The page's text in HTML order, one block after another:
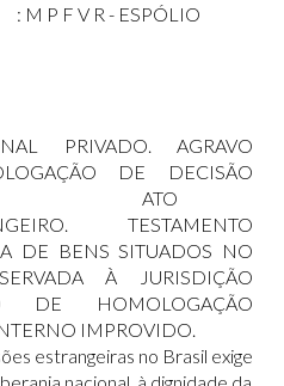
P F V R - ESPÓLIO
PRIVADO. AGRAVO
DE DECISÃO
ATO
TESTAMENTO
DE BENS SITUADOS NO
À JURISDIÇÃO
DE HOMOLOGAÇÃO
IMPROVIDO.
estrangeiras no Brasil exige